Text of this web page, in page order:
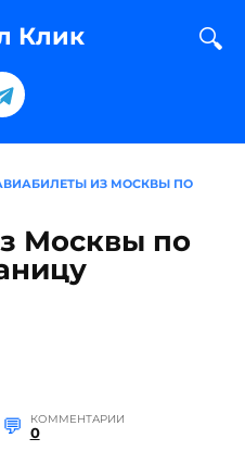
Клик
ИЗ МОСКВЫ ПО
Москвы по
КОММЕНТАРИИ
0